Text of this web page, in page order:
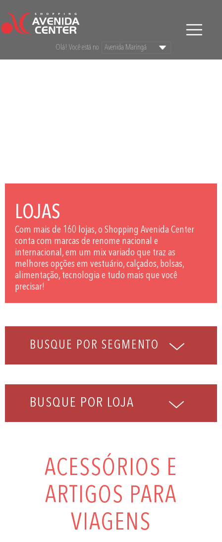
Olá! Você está no
LOJAS
Com mais de 160 lojas, o Shopping Avenida Center
conta com marcas de renome nacional e
internacional, em um mix variado que traz as
melhores opções em vestuário, calçados, bolsas,
alimentação, tecnologia e tudo mais que você
precisar!
BUSQUE POR LOJA
ACESSÓRIOS E
ARTIGOS PARA
VIAGENS